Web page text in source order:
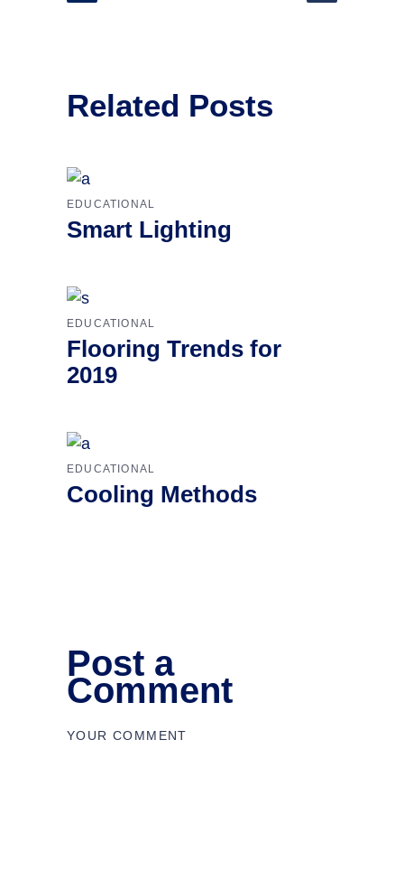
Related Posts
EDUCATIONAL
Smart Lighting
EDUCATIONAL
Flooring Trends for
2019
EDUCATIONAL
Cooling Methods
Post a
Comment